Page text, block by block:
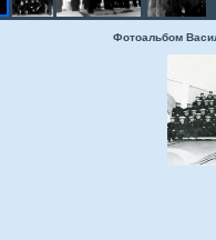
Фотоальбом